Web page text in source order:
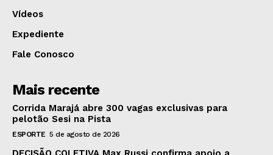
Vídeos
Expediente
Fale Conosco
Mais recente
Corrida Marajá abre 300 vagas exclusivas para
pelotão Sesi na Pista
ESPORTE 5 de agosto de 2026